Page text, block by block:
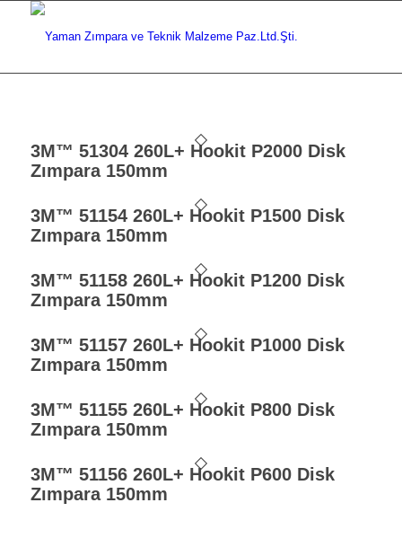
3M™ 51304 260L+ Hookit P2000 Disk
Zımpara 150mm
3M™ 51154 260L+ Hookit P1500 Disk
Zımpara 150mm
3M™ 51158 260L+ Hookit P1200 Disk
Zımpara 150mm
3M™ 51157 260L+ Hookit P1000 Disk
Zımpara 150mm
3M™ 51155 260L+ Hookit P800 Disk
Zımpara 150mm
3M™ 51156 260L+ Hookit P600 Disk
Zımpara 150mm